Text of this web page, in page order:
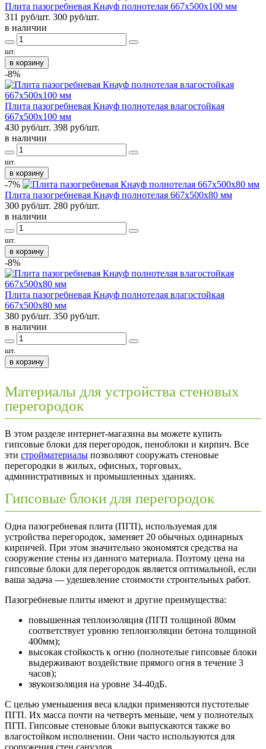
Плита пазогребневая Кнауф полнотелая 667х500х100 мм
311 руб/шт. 300 руб/шт.
в наличии
шт.
в корзину
-8%
Плита пазогребневая Кнауф полнотелая влагостойкая
667х500х100 мм
430 руб/шт. 398 руб/шт.
в наличии
шт.
в корзину
-7%
Плита пазогребневая Кнауф полнотелая 667х500х80 мм
300 руб/шт. 280 руб/шт.
в наличии
шт.
в корзину
-8%
Плита пазогребневая Кнауф полнотелая влагостойкая
667х500х80 мм
380 руб/шт. 350 руб/шт.
в наличии
шт.
в корзину
Материалы для устройства стеновых
перегородок
В этом разделе интернет-магазина вы можете купить
гипсовые блоки для перегородок, пеноблоки и кирпич. Все
эти стройматериалы позволяют сооружать стеновые
перегородки в жилых, офисных, торговых,
административных и промышленных зданиях.
Гипсовые блоки для перегородок
Одна пазогребневая плита (ПГП), используемая для
устройства перегородок, заменяет 20 обычных одинарных
кирпичей. При этом значительно экономятся средства на
сооружение стены из данного материала. Поэтому цена на
гипсовые блоки для перегородок является оптимальной, если
ваша задача — удешевление стоимости строительных работ.
Пазогребневые плиты имеют и другие преимущества:
повышенная теплоизоляция (ПГП толщиной 80мм
соответствует уровню теплоизоляции бетона толщиной
400мм);
высокая стойкость к огню (полнотелые гипсовые блоки
выдерживают воздействие прямого огня в течение 3
часов);
звукоизоляция на уровне 34-40дБ.
С целью уменьшения веса кладки применяются пустотелые
ПГП. Их масса почти на четверть меньше, чем у полнотелых
ПГП. Гипсовые стеновые блоки выпускаются также во
влагостойком исполнении. Они часто используются для
сооружения стен санузлов.